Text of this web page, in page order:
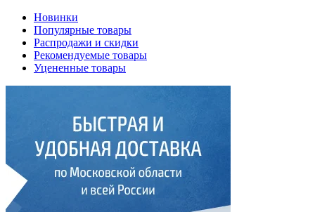
Новинки
Популярные товары
Распродажи и скидки
Рекомендуемые товары
Уцененные товары